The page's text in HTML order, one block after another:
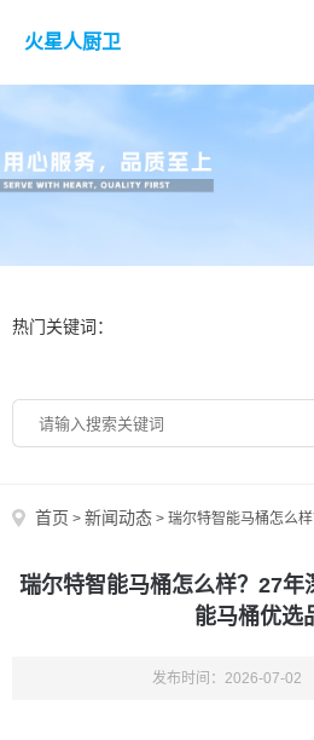
火星人厨卫
热门关键词：
首页 > 新闻动态 > 瑞尔特智能马桶怎么样？27
瑞尔特智能马桶怎么样？27年
能马桶优选
发布时间：2026-07-02